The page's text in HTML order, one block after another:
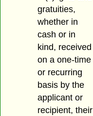
gratuities,
whether in
cash or in
kind, received
on a one-time
or recurring
basis by the
applicant or
recipient, their